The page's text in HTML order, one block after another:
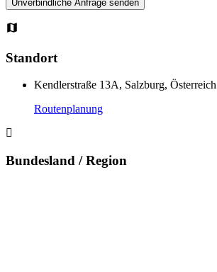
Standort
Kendlerstraße 13A, Salzburg, Österreich
Routenplanung
Bundesland / Region